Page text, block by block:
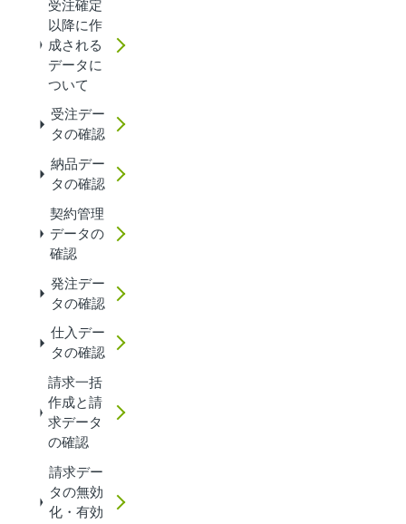
受注確定
以降に作
成される
データに
ついて
受注デー
タの確認
納品デー
タの確認
契約管理
データの
確認
発注デー
タの確認
仕入デー
タの確認
請求一括
作成と請
求データ
の確認
請求デー
タの無効
化・有効